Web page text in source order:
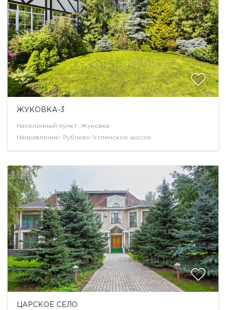
ЖУКОВКА-3
Населенный пункт: Жуковка
Направление: Рублево-Успенское шоссе
ЦАРСКОЕ СЕЛО